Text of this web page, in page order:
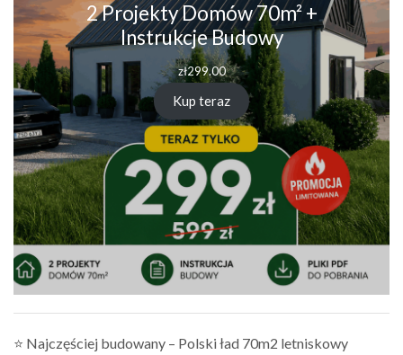
2 Projekty Domów 70m² +
Instrukcje Budowy
zł299.00
Kup teraz
⭐ Najczęściej budowany – Polski ład 70m2 letniskowy